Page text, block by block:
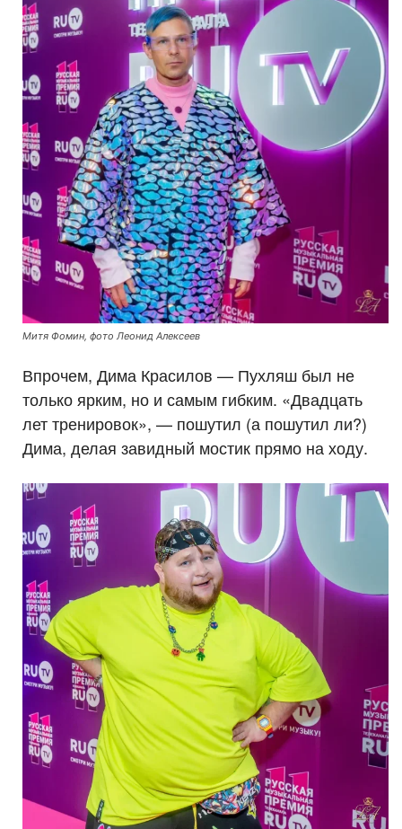
Митя Фомин, фото Леонид Алексеев
Впрочем, Дима Красилов — Пухляш был не
только ярким, но и самым гибким. «Двадцать
лет тренировок», — пошутил (а пошутил ли?)
Дима, делая завидный мостик прямо на ходу.